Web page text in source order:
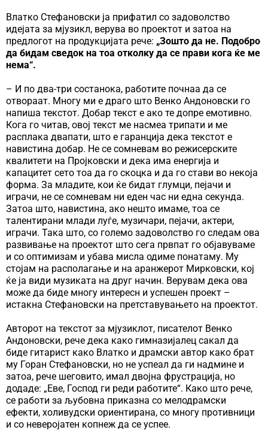
Влатко Стефановски ја прифатил со задоволство
идејата за мјузикл, верува во проектот и затоа на
предлогот на продукцијата рече: „Зошто да не. Подобро
да бидам сведок на тоа отколку да се прави кога ќе ме
нема“.
– И по два-три состанока, работите почнаа да се
отвораат. Многу ми е драго што Венко Андоновски го
напиша текстот. Добар текст е ако те допре емотивно.
Кога го читав, овој текст ме насмеа трипати и ме
расплака двапати, што е гаранција дека текстот е
навистина добар. Не се сомневам во режисерските
квалитети на Пројковски и дека има енергија и
капацитет сето тоа да го скоцка и да го стави во некоја
форма. За младите, кои ќе бидат глумци, пејачи и
играчи, не се сомневам ни еден час ни една секунда.
Затоа што, навистина, ако нешто имаме, тоа се
талентирани млади луѓе, музичари, пејачи, актери,
играчи. Така што, со големо задоволство го следам ова
развивање на проектот што сега првпат го објавуваме
и со оптимизам и убава мисла одиме понатаму. Му
стојам на распoлагање и на аранжерот Мирковски, кој
ќе ја види музиката на друг начин. Верувам дека ова
може да биде многу интересн и успешен проект –
истакна Стефановски на претставувањето на проектот.
Авторот на текстот за мјузиклот, писателот Венко
Андоновски, рече дека како гимназијалец сакал да
биде гитарист како Влатко и драмски автор како брат
му Горан Стефановски, но не успеал да ги надмине и
затоа, рече шеговито, имал двојна фрустрација, но
додаде: „Еве, Господ ги реди работите“. Како што рече,
се работи за љубовна приказна со мелодрамски
ефекти, холивудски ориентирана, со многу противници
и со неверојатен копнеж да се успее.